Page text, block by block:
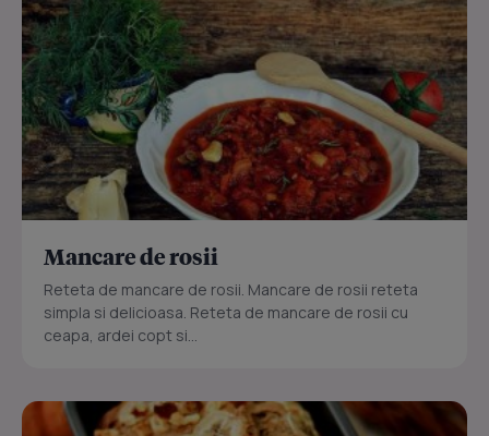
Mancare de rosii
Reteta de mancare de rosii. Mancare de rosii reteta
simpla si delicioasa. Reteta de mancare de rosii cu
ceapa, ardei copt si...